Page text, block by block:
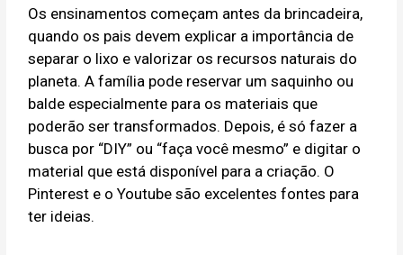
Os ensinamentos começam antes da brincadeira,
quando os pais devem explicar a importância de
separar o lixo e valorizar os recursos naturais do
planeta. A família pode reservar um saquinho ou
balde especialmente para os materiais que
poderão ser transformados. Depois, é só fazer a
busca por “DIY” ou “faça você mesmo” e digitar o
material que está disponível para a criação. O
Pinterest e o Youtube são excelentes fontes para
ter ideias.